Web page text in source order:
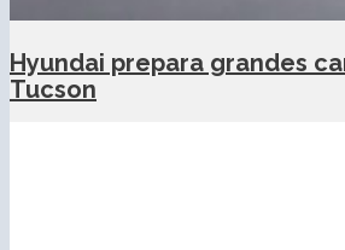
Hyundai prepara grandes
Tucson